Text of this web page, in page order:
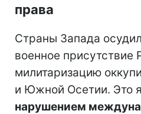
права
Страны Запада
военное присутствие
милитаризацию
и Южной Осетии. Это
нарушением